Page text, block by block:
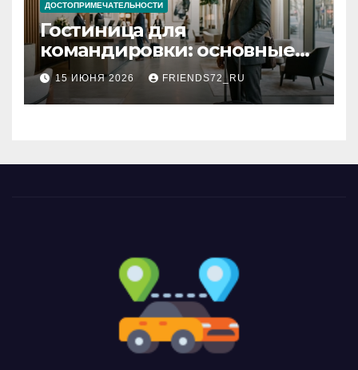
ДОСТОПРИМЕЧАТЕЛЬНОСТИ
Гостиница для
командировки: основные
критерии выбора
15 ИЮНЯ 2026 FRIENDS72_RU